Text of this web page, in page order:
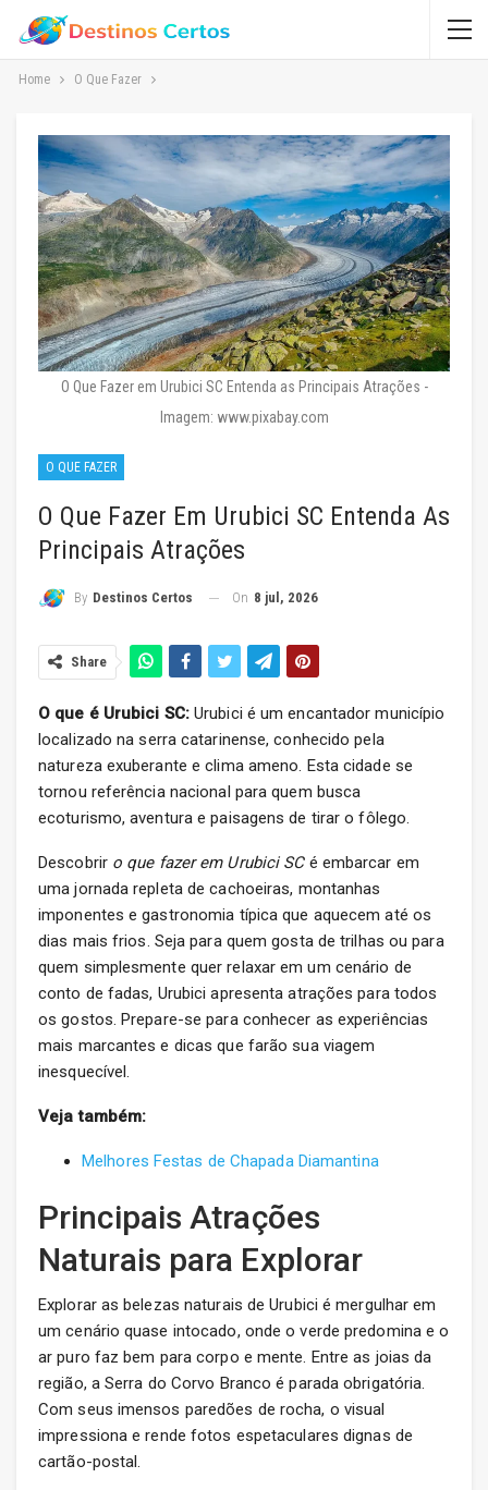
Home O Que Fazer
O Que Fazer em Urubici SC Entenda as Principais Atrações -
Imagem: www.pixabay.com
O QUE FAZER
O Que Fazer Em Urubici SC Entenda As
Principais Atrações
By Destinos Certos On 8 jul, 2026
Share
O que é Urubici SC:Urubici é um encantador município
localizado na serra catarinense, conhecido pela
natureza exuberante e clima ameno. Esta cidade se
tornou referência nacional para quem busca
ecoturismo, aventura e paisagens de tirar o fôlego.
Descobrir o que fazer em Urubici SCé embarcar em
uma jornada repleta de cachoeiras, montanhas
imponentes e gastronomia típica que aquecem até os
dias mais frios. Seja para quem gosta de trilhas ou para
quem simplesmente quer relaxar em um cenário de
conto de fadas, Urubici apresenta atrações para todos
os gostos. Prepare-se para conhecer as experiências
mais marcantes e dicas que farão sua viagem
inesquecível.
Veja também:
Melhores Festas de Chapada Diamantina
Principais Atrações
Naturais para Explorar
Explorar as belezas naturais de Urubici é mergulhar em
um cenário quase intocado, onde o verde predomina e o
ar puro faz bem para corpo e mente. Entre as joias da
região, a Serra do Corvo Branco é parada obrigatória.
Com seus imensos paredões de rocha, o visual
impressiona e rende fotos espetaculares dignas de
cartão-postal.